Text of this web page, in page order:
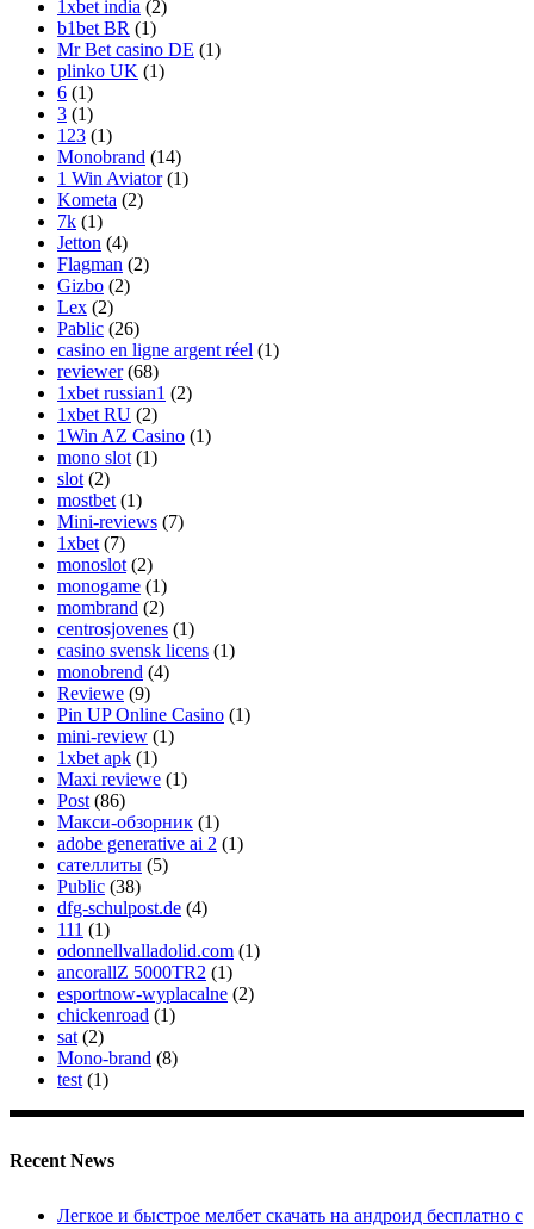
1xbet india (2)
b1bet BR (1)
Mr Bet casino DE (1)
plinko UK (1)
6 (1)
3 (1)
123 (1)
Monobrand (14)
1 Win Aviator(1)
Kometa (2)
7k (1)
Jetton (4)
Flagman (2)
Gizbo (2)
Lex (2)
Pablic (26)
casino en ligne argent réel (1)
reviewer(68)
1xbet russian1 (2)
1xbet RU (2)
1Win AZ Casino (1)
mono slot (1)
slot (2)
mostbet (1)
Mini-reviews (7)
1xbet (7)
monoslot (2)
monogame (1)
mombrand (2)
centrosjovenes (1)
casino svensk licens (1)
monobrend (4)
Reviewe (9)
Pin UP Online Casino (1)
mini-review (1)
1xbet apk (1)
Maxi reviewe (1)
Post (86)
Макси-обзорник (1)
adobe generative ai 2 (1)
сателлиты (5)
Public (38)
dfg-schulpost.de (4)
111 (1)
odonnellvalladolid.com (1)
ancorallZ 5000TR2 (1)
esportnow-wyplacalne (2)
chickenroad (1)
sat (2)
Mono-brand (8)
test (1)
Recent News
Легкое и быстрое мелбет скачать на андроид бесплатно с